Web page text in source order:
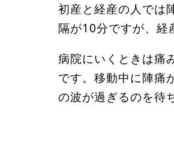
初産と経産の人では
隔が10分ですが、経
病院にいくときは痛
です。移動中に陣痛
の波が過ぎるのを待